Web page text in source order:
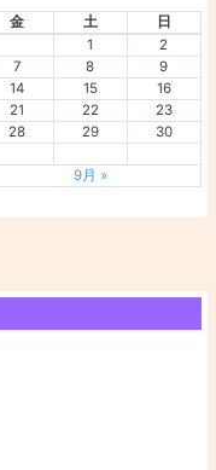
金 土
日
1
2
7 8
9
14 15
16
21 22
23
28 29
30
9月 »